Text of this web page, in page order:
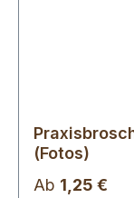
(Fotos)
Regulärer
Ab 1,25 €